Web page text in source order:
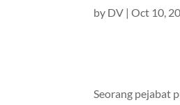
by DV |Oct 10,
Seorang pejabat